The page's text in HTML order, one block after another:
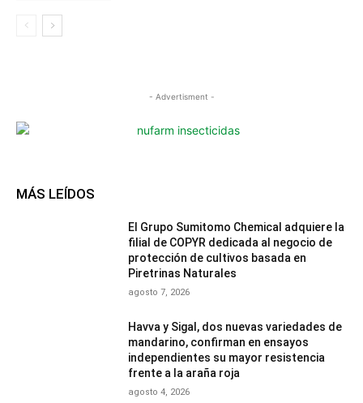
- Advertisment -
MÁS LEÍDOS
El Grupo Sumitomo Chemical adquiere la
filial de COPYR dedicada al negocio de
protección de cultivos basada en
Piretrinas Naturales
agosto 7, 2026
Havva y Sigal, dos nuevas variedades de
mandarino, confirman en ensayos
independientes su mayor resistencia
frente a la araña roja
agosto 4, 2026